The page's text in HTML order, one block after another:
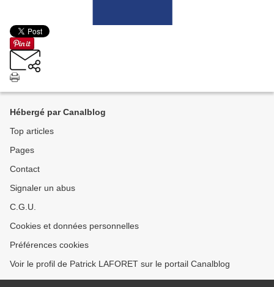
Hébergé par Canalblog
Top articles
Pages
Contact
Signaler un abus
C.G.U.
Cookies et données personnelles
Préférences cookies
Voir le profil de Patrick LAFORET sur le portail Canalblog